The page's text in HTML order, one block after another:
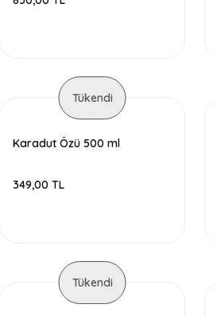
Tükendi
Karadut Özü 500 ml
349,00 TL
Tükendi